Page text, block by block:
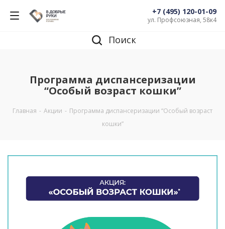
+7 (495) 120-01-09
ул. Профсоюзная, 58к4
Поиск
Программа диспансеризации
“Особый возраст кошки”
Главная - Акции - Программа диспансеризации “Особый возраст
кошки”